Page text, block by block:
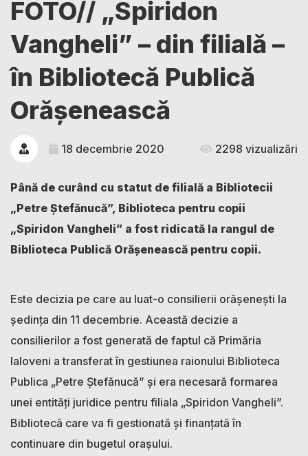
FOTO// „Spiridon
Vangheli” – din filială –
în Bibliotecă Publică
Orășenească
18 decembrie 2020 2298 vizualizări
Până de curând cu statut de filială a Bibliotecii
„Petre Ștefănucă”, Biblioteca pentru copii
„Spiridon Vangheli” a fost ridicată la rangul de
Biblioteca Publică Orășenească pentru copii.
Este decizia pe care au luat-o consilierii orășenești la
ședința din 11 decembrie. Această decizie a
consilierilor a fost generată de faptul că Primăria
Ialoveni a transferat în gestiunea raionului Biblioteca
Publica „Petre Ștefănucă” și era necesară formarea
unei entități juridice pentru filiala „Spiridon Vangheli”.
Bibliotecă care va fi gestionată și finanțată în
continuare din bugetul orașului.